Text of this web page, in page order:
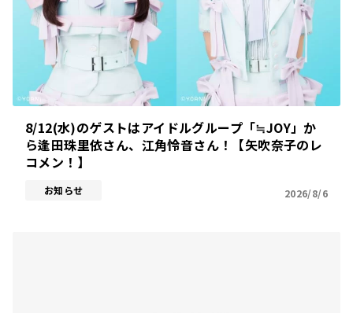
8/12(水)のゲストはアイドルグループ「≒JOY」か
ら逢田珠里依さん、江角怜音さん！【矢吹奈子のレ
コメン！】
お知らせ 2026/8/6